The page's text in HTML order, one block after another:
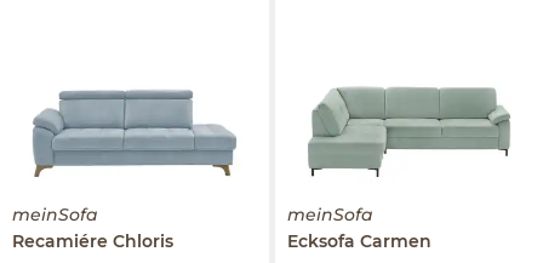
meinSofa
Recamiére Chloris
meinSofa
Ecksofa Carmen